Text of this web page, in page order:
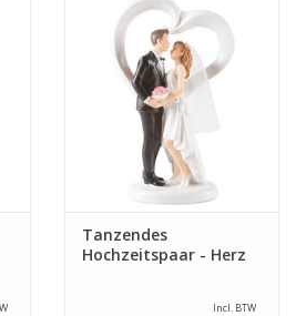
Tanzendes
Hochzeitspaar - Herz
Incl. BTW